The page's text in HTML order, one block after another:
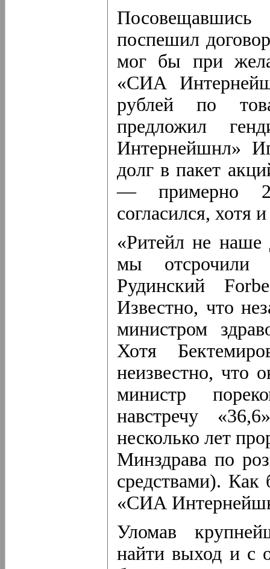
поспешил
мог бы при
«СИА
рублей по
предложил
Интернейшнл»
долг в пакет
— примерно
согласился, хотя
«Ритейл не наше
мы отсрочили
Рудинский
Известно, что
министром
Хотя
неизвестно, что
министр
навстречу
несколько лет
Минздрава по
средствами).
«СИА
Уломав
найти выход и с